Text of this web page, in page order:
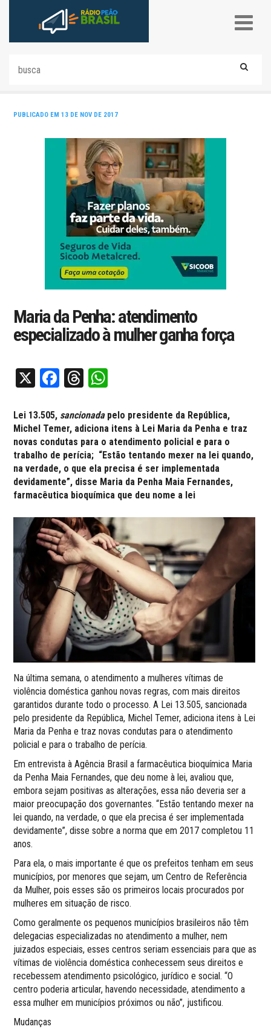
PUBLICADO EM 13 DE NOV DE 2017
Maria da Penha: atendimento
especializado à mulher ganha força
X Facebook
Threads
Lei 13.505, sancionadapelo presidente da República,
Michel Temer, adiciona itens à Lei Maria da Penha e traz
novas condutas para o atendimento policial e para o
trabalho de perícia; “Estão tentando mexer na lei quando,
na verdade, o que ela precisa é ser implementada
devidamente”, disse Maria da Penha Maia Fernandes,
farmacêutica bioquímica que deu nome a lei
Na última semana, o atendimento a mulheres vítimas de
violência doméstica ganhou novas regras, com mais direitos
garantidos durante todo o processo. A Lei 13.505, sancionada
pelo presidente da República, Michel Temer, adiciona itens à Lei
Maria da Penha e traz novas condutas para o atendimento
policial e para o trabalho de perícia.
Em entrevista à Agência Brasil a farmacêutica bioquímica Maria
da Penha Maia Fernandes, que deu nome à lei, avaliou que,
embora sejam positivas as alterações, essa não deveria ser a
maior preocupação dos governantes. “Estão tentando mexer na
lei quando, na verdade, o que ela precisa é ser implementada
devidamente”, disse sobre a norma que em 2017 completou 11
anos.
Para ela, o mais importante é que os prefeitos tenham em seus
municípios, por menores que sejam, um Centro de Referência
da Mulher, pois esses são os primeiros locais procurados por
mulheres em situação de risco.
Como geralmente os pequenos municípios brasileiros não têm
delegacias especializadas no atendimento a mulher, nem
juizados especiais, esses centros seriam essenciais para que as
vítimas de violência doméstica conhecessem seus direitos e
recebessem atendimento psicológico, jurídico e social. “O
centro poderia articular, havendo necessidade, atendimento a
essa mulher em municípios próximos ou não”, justificou.
Mudanças